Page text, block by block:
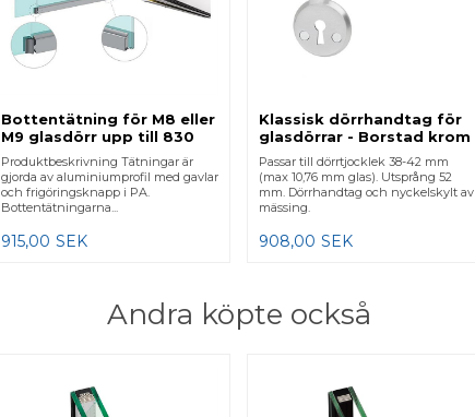
Bottentätning för M8 eller
M9 glasdörr upp till 830
mm dörrbredd
Produktbeskrivning Tätningar är
gjorda av aluminiumprofil med gavlar
och frigöringsknapp i PA.
Bottentätningarna...
915,00 SEK
Klassisk dörrhandtag för
glasdörrar - Borstad krom
Passar till dörrtjocklek 38-42 mm
(max 10,76 mm glas). Utsprång 52
mm. Dörrhandtag och nyckelskylt av
mässing.
908,00 SEK
Andra köpte också